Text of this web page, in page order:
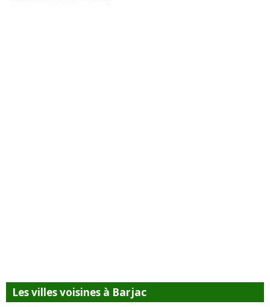
Les villes voisines à Barjac